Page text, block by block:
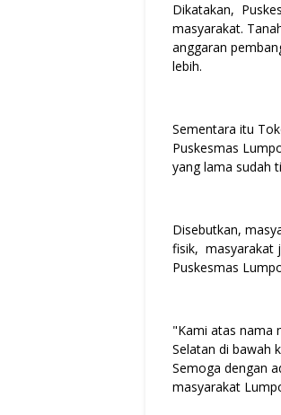
Dikatakan,
masyarakat.
anggaran
lebih.
Sementara itu
Puskesmas
yang lama sudah
Disebutkan,
fisik, masyarakat
Puskesmas
"Kami atas nama
Selatan di bawah
Semoga dengan
masyarakat